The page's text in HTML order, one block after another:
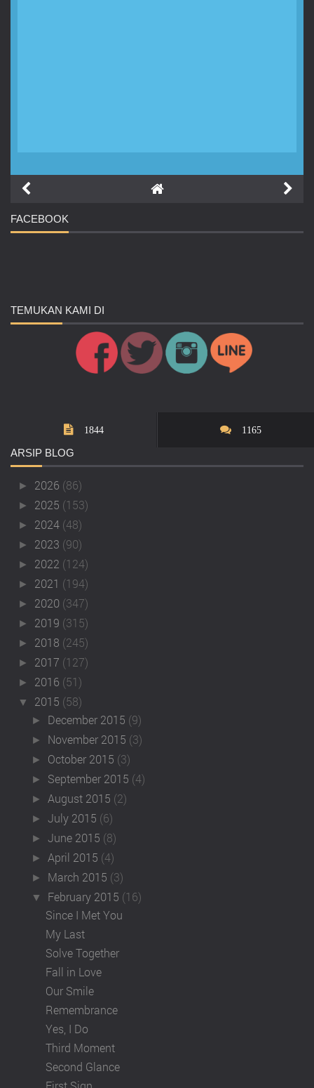
FACEBOOK
TEMUKAN KAMI DI
1844 1165
ARSIP BLOG
► 2026 (86)
► 2025 (153)
► 2024 (48)
► 2023 (90)
► 2022 (124)
► 2021 (194)
► 2020 (347)
► 2019 (315)
► 2018 (245)
► 2017 (127)
► 2016 (51)
▼ 2015 (58)
► December 2015 (9)
► November 2015 (3)
► October 2015 (3)
► September 2015 (4)
►August 2015 (2)
►July 2015 (6)
►June 2015 (8)
►April 2015 (4)
► March 2015 (3)
▼ February 2015 (16)
Since I Met You
My Last
Solve Together
Fall in Love
Our Smile
Remembrance
Yes, I Do
Third Moment
Second Glance